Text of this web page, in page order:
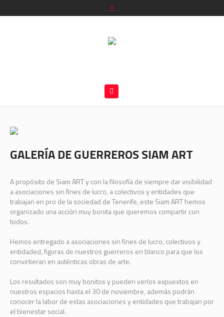
GALERÍA DE GUERREROS SIAM ART
A propósito de Siam ART y con la filosofía de siempre dar visibilidad
a asociaciones sin fines de lucro, a colectivos y entidades que
trabajan en pro de la sociedad de Tenerife, este Siam ART hemos
organizado una acción muy bonita que queremos compartir con
todos.
Hemos entregado a asociaciones sin fines de lucro, colectivos y
entidaded, figuras de nuestros guerreros en blanco para que los
convirtieran en auténticas obras de arte.
Los resultados son muy bonitos y pueden verlos expuestos en
nuestros espacios hasta el 30 de noviembre, además podrán
conocer la labor de estas asociaciones y entidades que trabajan por
el bienestar social.